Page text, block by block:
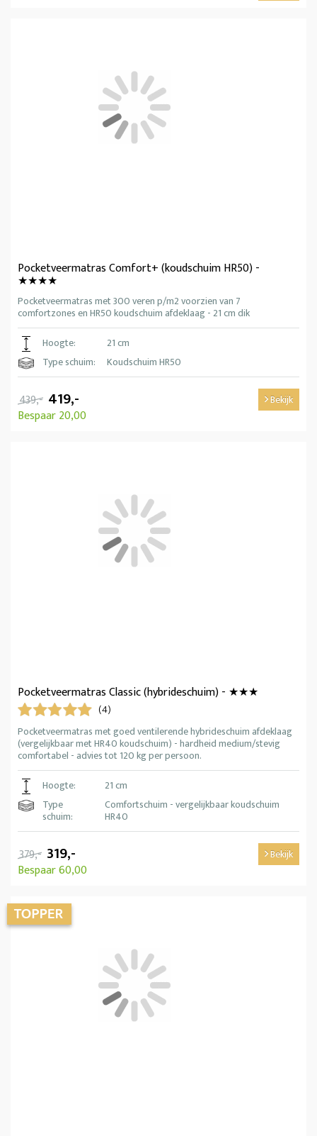
Pocketveermatras Comfort+ (koudschuim HR50) -
★★★★
Pocketveermatras met 300 veren p/m2 voorzien van 7
comfortzones en HR50 koudschuim afdeklaag - 21 cm dik
Hoogte:
21 cm
Type schuim:
Koudschuim HR50
439,- 419,-
Bespaar 20,00
Bekijk
Pocketveermatras Classic (hybrideschuim) - ★★★
(4)
Pocketveermatras met goed ventilerende hybrideschuim afdeklaag
(vergelijkbaar met HR40 koudschuim) - hardheid medium/stevig
comfortabel - advies tot 120 kg per persoon.
Hoogte:
21 cm
Type
schuim:
Comfortschuim - vergelijkbaar koudschuim
HR40
379,- 319,-
Bespaar 60,00
Bekijk